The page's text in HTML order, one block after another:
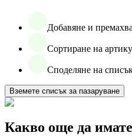
Добавяне и
Сортиране на
Споделяне на
Вземете списък за пазаруване
Какво още да